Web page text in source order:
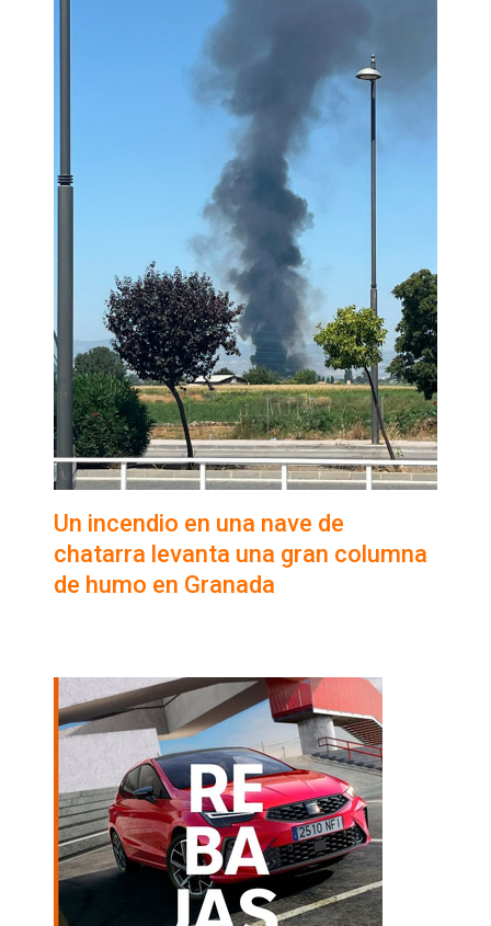
Un incendio en una nave de
chatarra levanta una gran columna
de humo en Granada